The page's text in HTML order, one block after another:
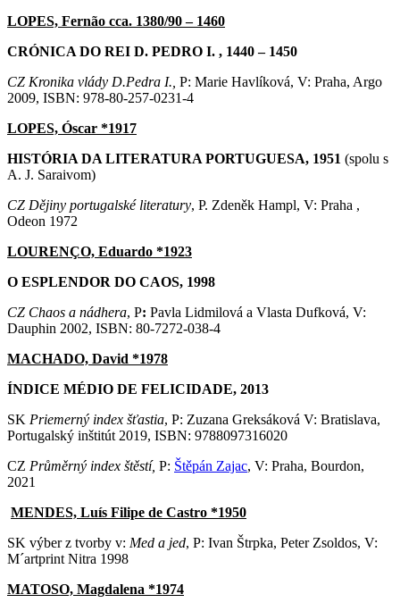
LOPES, Fernão cca. 1380/90 – 1460
CRÓNICA DO REI D. PEDRO I. , 1440 – 1450
CZ Kronika vlády D.Pedra I., P: Marie Havlíková, V: Praha, Argo
2009, ISBN: 978-80-257-0231-4
LOPES, Óscar *1917
HISTÓRIA DA LITERATURA PORTUGUESA, 1951 (spolu s
A. J. Saraivom)
CZ Dějiny portugalské literatury, P. Zdeněk Hampl, V: Praha ,
Odeon 1972
LOURENÇO, Eduardo *1923
O ESPLENDOR DO CAOS, 1998
CZ Chaos a nádhera, P: Pavla Lidmilová a Vlasta Dufková, V:
Dauphin 2002, ISBN: 80-7272-038-4
MACHADO, David *1978
ÍNDICE MÉDIO DE FELICIDADE, 2013
SK Priemerný index šťastia, P: Zuzana Greksáková V: Bratislava,
Portugalský inštitút 2019, ISBN: 9788097316020
CZ Průměrný index štěstí, P: Štěpán Zajac, V: Praha, Bourdon,
2021
MENDES, Luís Filipe de Castro *1950
SK výber z tvorby v: Med a jed, P: Ivan Štrpka, Peter Zsoldos, V:
M´artprint Nitra 1998
MATOSO, Magdalena *1974